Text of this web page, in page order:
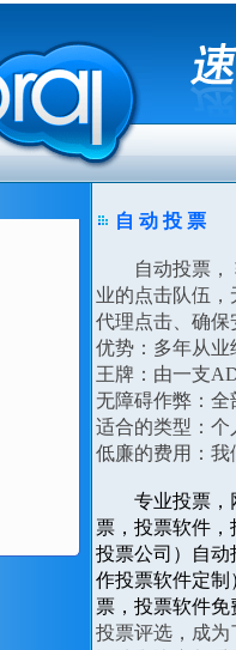
自 动 投 票
自动投票，
业的点击队伍
代理点击、确保
优势：多年从
王牌：由一支
无障碍作弊：
适合的类型：个
低廉的费用：
专业投票，
票，投票软件
投票公司）自
作投票软件定制
票，投票软件免
投票评选，成